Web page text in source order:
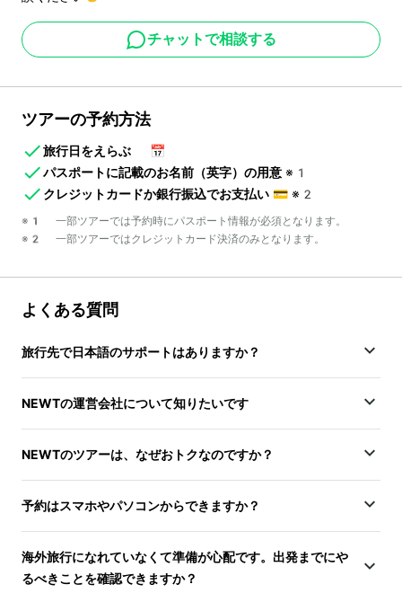
チャットで相談する
ツアーの予約方法
旅行日をえらぶ
📅
パスポートに記載のお名前（英字）の用意 ※1
クレジットカードか銀行振込でお支払い 💳 ※2
※1 一部ツアーでは予約時にパスポート情報が必須となります。
※2 一部ツアーではクレジットカード決済のみとなります。
よくある質問
旅行先で日本語のサポートはありますか？
NEWTの運営会社について知りたいです
NEWTのツアーは、なぜおトクなのですか？
予約はスマホやパソコンからできますか？
海外旅行になれていなくて準備が心配です。出発までにや
るべきことを確認できますか？